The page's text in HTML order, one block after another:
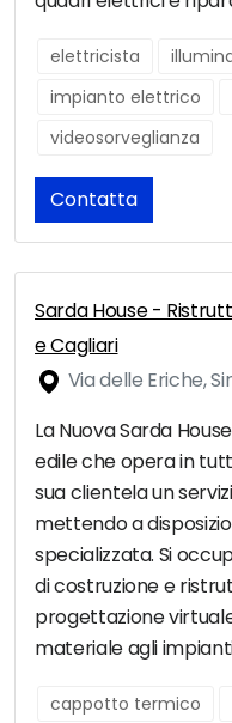
elettricista
impianto elettrico
videosorveglianza
Contatta
Sarda House -
e Cagliari
Via delle Eriche,
La Nuova Sarda
edile che opera in
sua clientela un
mettendo a
specializzata. Si
di costruzione e
progettazione
materiale agli
cappotto termico